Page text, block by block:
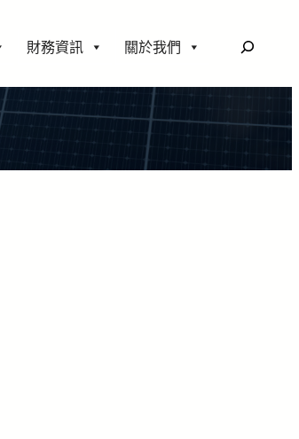
財務資訊 關於我們
搜